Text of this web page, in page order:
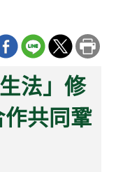
法」修
共同鞏